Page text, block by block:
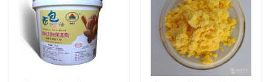
वीआर शो
हमारे बारे में